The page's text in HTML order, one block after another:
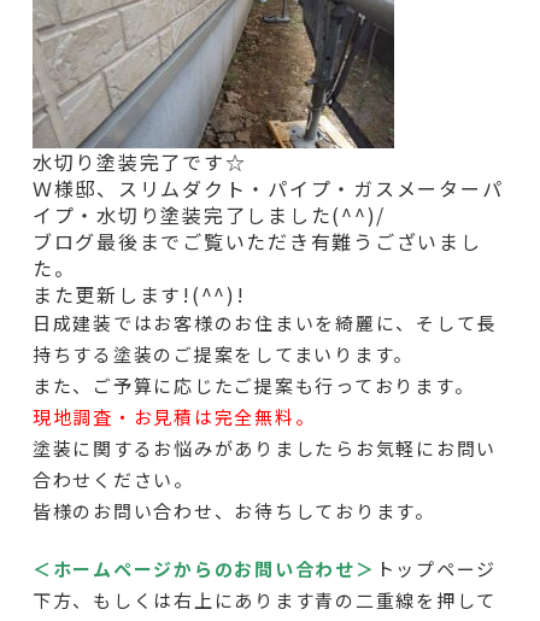
水切り塗装完了です☆
Ｗ様邸、スリムダクト・パイプ・ガスメーターパ
イプ・水切り塗装完了しました(^^)/
ブログ最後までご覧いただき有難うございまし
た。
また更新します!(^^)!
日成建装ではお客様のお住まいを綺麗に、そして長
持ちする塗装のご提案をしてまいります。
また、ご予算に応じたご提案も行っております。
現地調査・お見積は完全無料。
塗装に関するお悩みがありましたらお気軽にお問い
合わせください。
皆様のお問い合わせ、お待ちしております。
＜ホームページからのお問い合わせ＞ トップページ
下方、もしくは右上にあります青の二重線を押して